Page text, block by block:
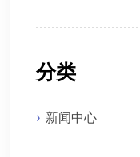
分类
新闻中心